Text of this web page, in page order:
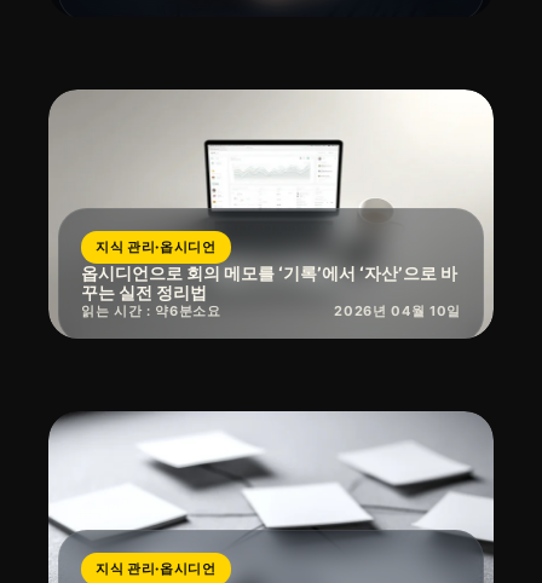
지식 관리·옵시디언
옵시디언으로 회의 메모를 ‘기록’에서 ‘자산’으로 바
꾸는 실전 정리법
읽는 시간 : 약6분소요 2026년 04월 10일
지식 관리·옵시디언